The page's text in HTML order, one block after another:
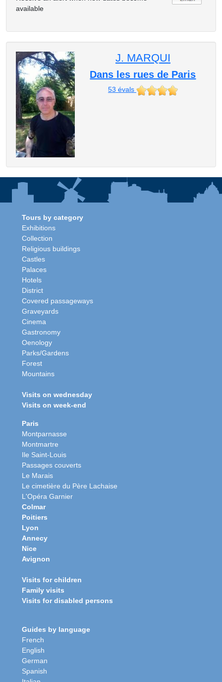
available
J. MARQUI
Dans les rues de Paris
53 évals
Tours by category
Exhibitions
Collection
Religious buildings
Castles
Palaces
Hotels
District
Covered passageways
Graveyards
Cinema
Gastronomy
Oenology
Parks/Gardens
Forest
Mountains
Visits on wednesday
Visits on week-end
Paris
Montparnasse
Montmartre
Ile Saint-Louis
Passages couverts
Le Marais
Le cimetière du Père Lachaise
L'Opéra Garnier
Colmar
Poitiers
Lyon
Annecy
Nice
Avignon
Visits for children
Family visits
Visits for disabled persons
Guides by language
French
English
German
Spanish